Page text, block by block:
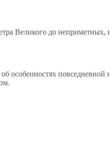
Великого до неприметных,
особенностях повседневной